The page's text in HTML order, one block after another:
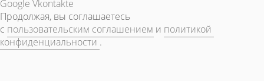
Google Vkontakte
Продолжая, вы соглашаетесь
с пользовательским соглашением и политикой
конфиденциальности .